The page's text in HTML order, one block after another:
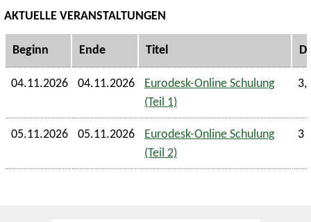
AKTUELLE VERANSTALTUNGEN
Beginn Ende Titel
04.11.2026 04.11.2026
Eurodesk-Online Schulung
(Teil 1)
05.11.2026 05.11.2026
Eurodesk-Online Schulung
(Teil 2)
3